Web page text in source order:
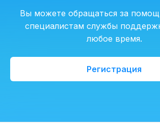
Вы можете обращаться за
специалистам службы
любое время.
Регистрация